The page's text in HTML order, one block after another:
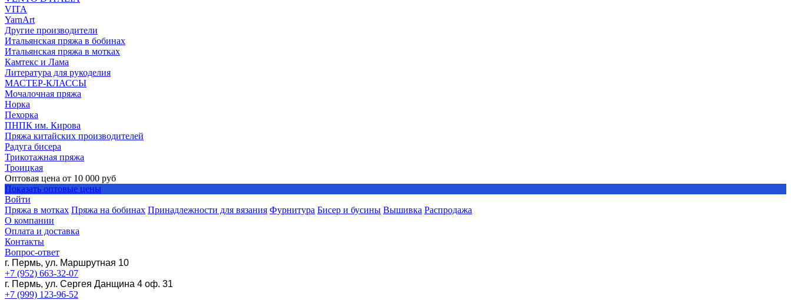
VITA
YarnArt
Другие производители
Итальянская пряжа в бобинах
Итальянская пряжа в мотках
Камтекс и Лама
Литература для рукоделия
МАСТЕР-КЛАССЫ
Мочалочная пряжа
Норка
Пехорка
ПНПК им. Кирова
Пряжа китайских производителей
Радуга бисера
Трикотажная пряжа
Троицкая
Оптовая цена от 10 000 руб
Показать оптовые цены
Войти
Пряжа в мотках Пряжа на бобинах Принадлежности для вязания Фурнитура Бисер и бусины Вышивка Распродажа
О компании
Оплата и доставка
Контакты
Вопрос-ответ
г. Пермь, ул. Маршрутная 10
+7 (952) 663-32-07
г. Пермь, ул. Сергея Данщина 4 оф. 31
+7 (999) 123-96-52